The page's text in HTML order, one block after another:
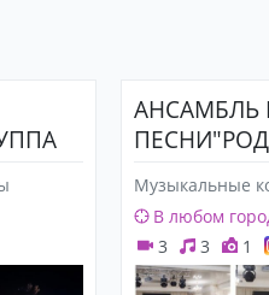
АНСАМБЛЬ
Музыкальные
В любом
3
3 1